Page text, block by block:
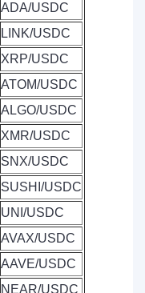
ADA/USDC
LINK/USDC
XRP/USDC
ATOM/USDC
ALGO/USDC
XMR/USDC
SNX/USDC
SUSHI/USDC
UNI/USDC
AVAX/USDC
AAVE/USDC
NEAR/USDC